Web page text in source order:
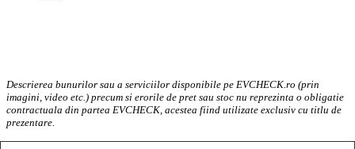
Descrierea bunurilor sau a serviciilor disponibile pe EVCHECK.ro (prin
imagini, video etc.) precum si erorile de pret sau stoc nu reprezinta o obligatie
contractuala din partea EVCHECK, acestea fiind utilizate exclusiv cu titlu de
prezentare.
EV Check @2023. Toate drepturile rezervate.